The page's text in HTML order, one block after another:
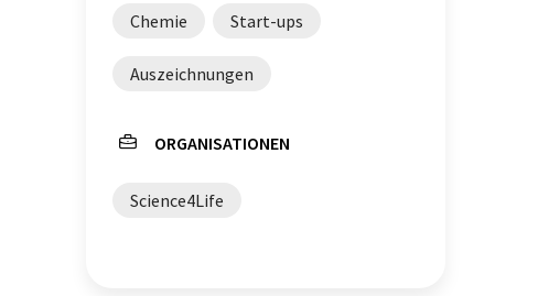
Chemie Start-ups
Auszeichnungen
ORGANISATIONEN
Science4Life